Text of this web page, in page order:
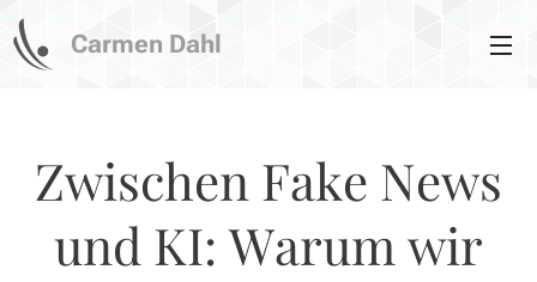
Carmen Dahl
Zwischen Fake News
und KI: Warum wir